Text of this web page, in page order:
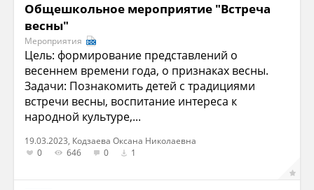
Общешкольное мероприятие "Встреча
весны"
Мероприятия
Цель: формирование представлений о
весеннем времени года, о признаках весны.
Задачи: Познакомить детей с традициями
встречи весны, воспитание интереса к
народной культуре,...
19.03.2023, Кодзаева Оксана Николаевна
0
646 0 1